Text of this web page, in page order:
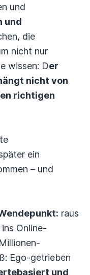
und
und
die
nicht nur
wissen: Der
nicht von
richtigen
ein
– und
raus
Online-
Ego-getrieben
und